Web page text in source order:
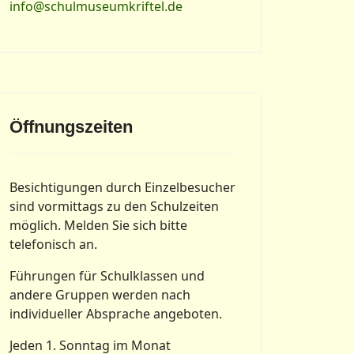
Jubiläum 2018 - 30 Jahre Schulmuseum
info@schulmuseumkriftel.de
Öffnungszeiten
Besichtigungen durch Einzelbesucher
sind vormittags zu den Schulzeiten
möglich. Melden Sie sich bitte
telefonisch an.
Führungen für Schulklassen und
andere Gruppen werden nach
individueller Absprache angeboten.
Jeden 1. Sonntag im Monat